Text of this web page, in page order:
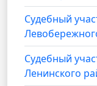
Судебный
Судебный
Ленинского